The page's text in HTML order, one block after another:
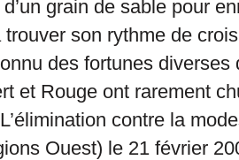
grain de sable pour
son rythme de
des fortunes diverses
et Rouge ont rarement
contre la
Ouest) le 21 février